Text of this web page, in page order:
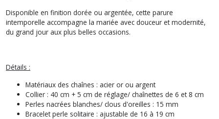
Disponible en finition dorée ou argentée, cette parure
intemporelle accompagne la mariée avec douceur et modernité,
du grand jour aux plus belles occasions.
Détails :
Matériaux des chaînes : acier or ou argent
Collier : 40 cm + 5 cm de réglage/ chaînettes de 6 et 8 cm
Perles nacrées blanches/ clous d'oreilles : 15 mm
Bracelet perle solitaire : ajustable de 16 à 19 cm